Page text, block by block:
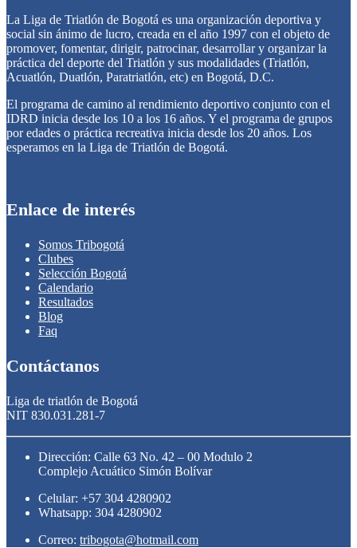
La Liga de Triatlón de Bogotá es una organización deportiva y
social sin ánimo de lucro, creada en el año 1997 con el objeto de
promover, fomentar, dirigir, patrocinar, desarrollar y organizar la
práctica del deporte del Triatlón y sus modalidades (Triatlón,
Acuatlón, Duatlón, Paratriatlón, etc) en Bogotá, D.C.
El programa de camino al rendimiento deportivo conjunto con el
IDRD inicia desde los 10 a los 16 años. Y el programa de grupos
por edades o práctica recreativa inicia desde los 20 años. Los
esperamos en la Liga de Triatlón de Bogotá.
Enlace de interés
Somos Tribogotá
Clubes
Selección Bogotá
Calendario
Resultados
Blog
Faq
Contáctanos
Liga de triatlón de Bogotá
NIT 830.031.281-7
Dirección: Calle 63 No. 42 – 00 Modulo 2
Complejo Acuático Simón Bolívar
Celular: +57 304 4280902
Whatsapp: 304 4280902
Correo: tribogota@hotmail.com